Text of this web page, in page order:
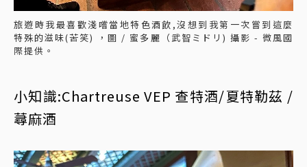
旅遊時我最喜歡淺嚐當地特色酒飲,沒想到我第一次嘗到這麼
特殊的滋味(苦笑) ，圖 / 蜜多麗（武智ミドリ) 攝影 - 微風國
際提供。
小知識:Chartreuse VEP 查特酒/夏特勒茲 /
蕁麻酒